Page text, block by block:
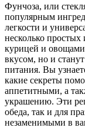
Фунчоза, или
популярным
легкости и
несколько
курицей и
вкусом, но и
питания. Вы
какие секреты
аппетитными, а
украшению. Эти
обеда, так и для
незаменимыми в